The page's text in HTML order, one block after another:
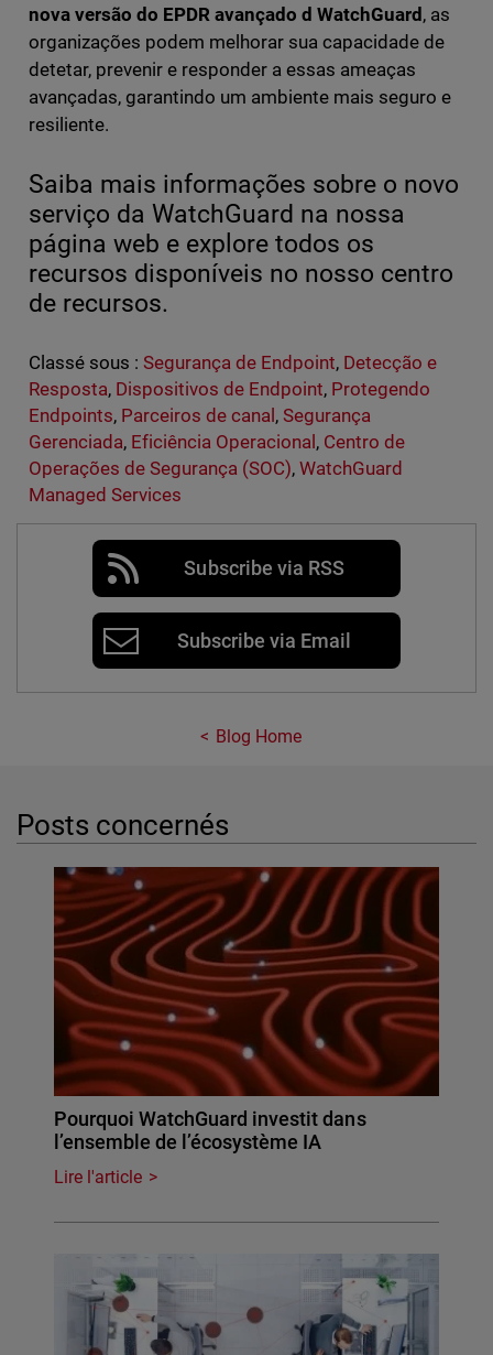
nova versão do EPDR avançado d WatchGuard , as
organizações podem melhorar sua capacidade de
detetar, prevenir e responder a essas ameaças
avançadas, garantindo um ambiente mais seguro e
resiliente.
Saiba mais informações sobre o novo
serviço da WatchGuard na nossa
página web e explore todos os
recursos disponíveis no nosso centro
de recursos.
Classé sous : Segurança de Endpoint, Detecção e
Resposta, Dispositivos de Endpoint, Protegendo
Endpoints, Parceiros de canal ,Segurança
Gerenciada, Eficiência Operacional , Centro de
Operações de Segurança (SOC), WatchGuard
Managed Services
Subscribe via RSS
Subscribe via Email
Blog Home
Posts concernés
Pourquoi WatchGuard investit dans
l’ensemble de l’écosystème IA
Lire l'article